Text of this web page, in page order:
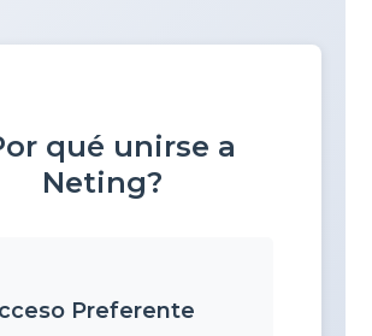
qué unirse a
Neting?
Preferente